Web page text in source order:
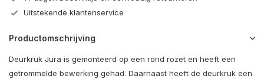
Uitstekende klantenservice
Productomschrijving
Deurkruk Jura is gemonteerd op een rond rozet en heeft een
getrommelde bewerking gehad. Daarnaast heeft de deurkruk een